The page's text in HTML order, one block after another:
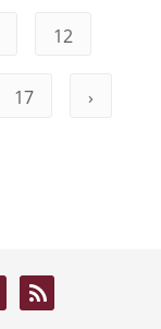
12
17 ›